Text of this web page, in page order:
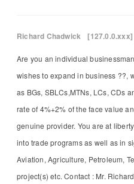
Richard Chadwick [127.0.0.xxx]
Are you an individual
wishes to expand in business ??,
as BGs, SBLCs,MTNs, LCs, CDs
rate of 4%+2% of the face value
genuine provider. You are at
into trade programs as well as in
Aviation, Agriculture, Petroleum,
project(s) etc. Contact : Mr.